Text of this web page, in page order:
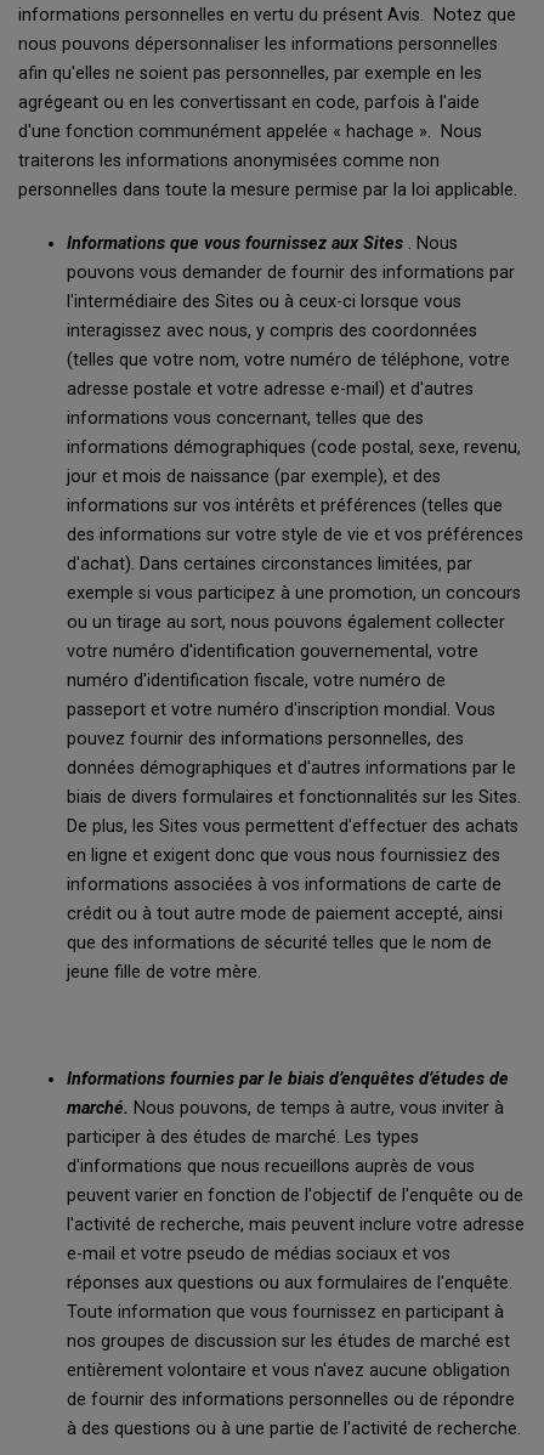
informations personnelles en vertu du présent Avis. Notez que
nous pouvons dépersonnaliser les informations personnelles
afin qu'elles ne soient pas personnelles, par exemple en les
agrégeant ou en les convertissant en code, parfois à l'aide
d'une fonction communément appelée « hachage ». Nous
traiterons les informations anonymisées comme non
personnelles dans toute la mesure permise par la loi applicable.
Informations que vous fournissez aux Sites . Nous
pouvons vous demander de fournir des informations par
l'intermédiaire des Sites ou à ceux-ci lorsque vous
interagissez avec nous, y compris des coordonnées
(telles que votre nom, votre numéro de téléphone, votre
adresse postale et votre adresse e-mail) et d'autres
informations vous concernant, telles que des
informations démographiques (code postal, sexe, revenu,
jour et mois de naissance (par exemple), et des
informations sur vos intérêts et préférences (telles que
des informations sur votre style de vie et vos préférences
d'achat). Dans certaines circonstances limitées, par
exemple si vous participez à une promotion, un concours
ou un tirage au sort, nous pouvons également collecter
votre numéro d'identification gouvernemental, votre
numéro d'identification fiscale, votre numéro de
passeport et votre numéro d'inscription mondial. Vous
pouvez fournir des informations personnelles, des
données démographiques et d'autres informations par le
biais de divers formulaires et fonctionnalités sur les Sites.
De plus, les Sites vous permettent d'effectuer des achats
en ligne et exigent donc que vous nous fournissiez des
informations associées à vos informations de carte de
crédit ou à tout autre mode de paiement accepté, ainsi
que des informations de sécurité telles que le nom de
jeune fille de votre mère.
Informations fournies par le biais d’enquêtes d’études de
marché. Nous pouvons, de temps à autre, vous inviter à
participer à des études de marché. Les types
d'informations que nous recueillons auprès de vous
peuvent varier en fonction de l'objectif de l'enquête ou de
l'activité de recherche, mais peuvent inclure votre adresse
e-mail et votre pseudo de médias sociaux et vos
réponses aux questions ou aux formulaires de l'enquête.
Toute information que vous fournissez en participant à
nos groupes de discussion sur les études de marché est
entièrement volontaire et vous n'avez aucune obligation
de fournir des informations personnelles ou de répondre
à des questions ou à une partie de l'activité de recherche.